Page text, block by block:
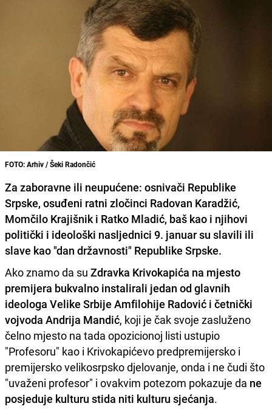
FOTO: Arhiv / Šeki Radončić
Za zaboravne ili neupućene: osnivači Republike
Srpske, osuđeni ratni zločinci Radovan Karadžić,
Momčilo Krajišnik i Ratko Mladić, baš kao i njihovi
politički i ideološki nasljednici 9. januar su slavili ili
slave kao "dan državnosti" Republike Srpske.
Ako znamo da su Zdravka Krivokapića na mjesto
premijera bukvalno instalirali jedan od glavnih
ideologa Velike Srbije Amfilohije Radović i četnički
vojvoda Andrija Mandić, koji je čak svoje zasluženo
čelno mjesto na tada opozicionoj listi ustupio
"Profesoru" kao i Krivokapićevo predpremijersko i
premijersko velikosrpsko djelovanje, onda i ne čudi što
"uvaženi profesor" i ovakvim potezom pokazuje da ne
posjeduje kulturu stida niti kulturu sjećanja.